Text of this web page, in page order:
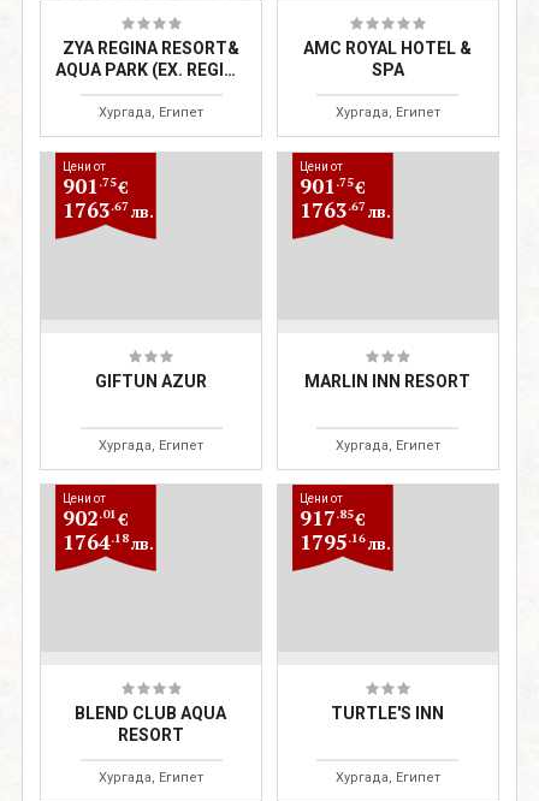
ZYA REGINA RESORT&
AQUA PARK (EX. REGINA
RESORT HURGHADA)
Хургада, Египет
AMC ROYAL HOTEL &
SPA
Хургада, Египет
Цени от
901.75€
1763.67лв.
GIFTUN AZUR
Хургада, Египет
Цени от
901.75€
1763.67лв.
MARLIN INN RESORT
Хургада, Египет
Цени от
902.01 €
1764.18лв.
BLEND CLUB AQUA
RESORT
Хургада, Египет
Цени от
917.85€
1795.16лв.
TURTLE'S INN
Хургада, Египет